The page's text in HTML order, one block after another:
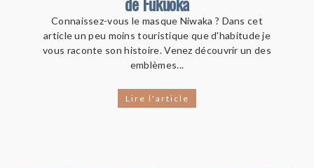
Connaissez-vous le masque Niwaka ? Dans cet
article un peu moins touristique que d'habitude je
vous raconte son histoire. Venez découvrir un des
emblèmes...
Lire l'article